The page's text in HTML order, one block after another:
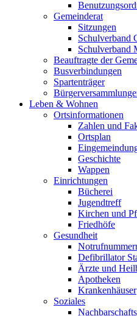
Gemeinderat
Sitzungen
Schulverband
Schulverband
Beauftragte der
Busverbindungen
Spartenträger
Leben & Wohnen
Ortsinformationen
Zahlen und
Ortsplan
Geschichte
Wappen
Einrichtungen
Bücherei
Jugendtreff
Kirchen und
Friedhöfe
Gesundheit
Defibrillator
Ärzte und
Apotheken
Krankenhäuser
Soziales